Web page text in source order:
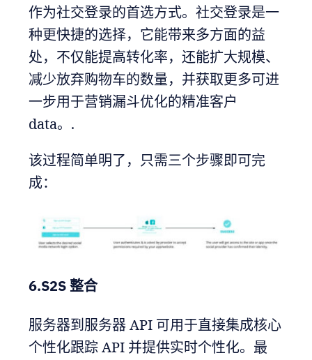
作为社交登录的首选方式。社交登录是一
种更快捷的选择，它能带来多方面的益
处，不仅能提高转化率，还能扩大规模、
减少放弃购物车的数量，并获取更多可进
一步用于营销漏斗优化的精准客户
data。.
该过程简单明了，只需三个步骤即可完
成：
6.S2S 整合
服务器到服务器 API 可用于直接集成核心
个性化跟踪 API 并提供实时个性化。最